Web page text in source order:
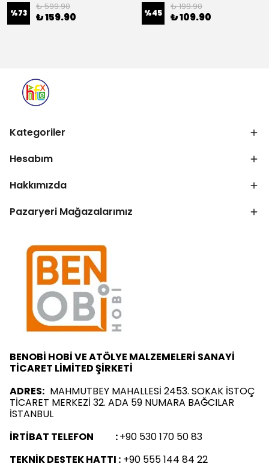
%73
₺ 599.90
₺ 159.90 %45
₺ 199.90
₺ 109.90
Kategoriler
Hesabım
Hakkımızda
Pazaryeri Mağazalarımız
BENOBİ HOBİ VE ATÖLYE MALZEMELERİ SANAYİ
TİCARET LİMİTED ŞİRKETİ
ADRES: MAHMUTBEY MAHALLESİ 2453. SOKAK İSTOÇ
TİCARET MERKEZİ 32. ADA 59 NUMARA BAĞCILAR
İSTANBUL
İRTİBAT TELEFON :+90 530 170 50 83
TEKNİK DESTEK HATTI : +90 555 144 84 22